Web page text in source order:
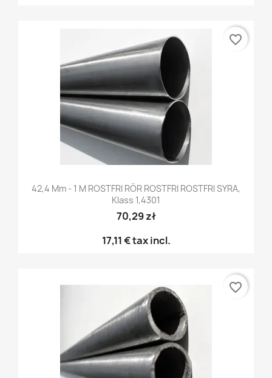
42,4 Mm - 1 M ROSTFRI RÖR ROSTFRI ROSTFRI SYRA,
Klass 1,4301
70,29 zł
17,11 €tax incl.
favorite_border
favorite_border